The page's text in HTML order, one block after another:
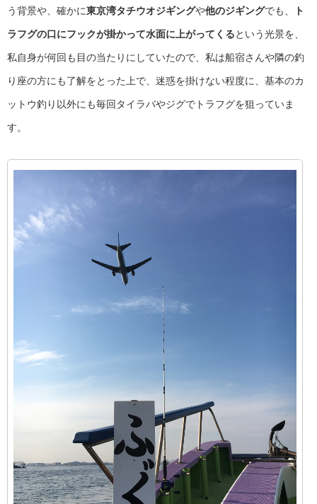
う背景や、確かに東京湾タチウオジギングや他のジギングでも、 ト
ラフグの口にフックが掛かって水面に上がってくるという光景を、
私自身が何回も目の当たりにしていたので、私は船宿さんや隣の釣
り座の方にも了解をとった上で、迷惑を掛けない程度に、基本のカ
ットウ釣り以外にも毎回タイラバやジグでトラフグを狙っていま
す。